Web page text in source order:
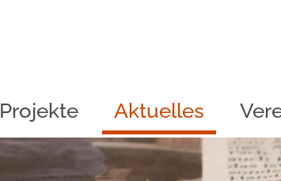
Projekte Aktuelles